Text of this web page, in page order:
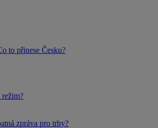
to přinese Česku?
zpráva pro trhy?